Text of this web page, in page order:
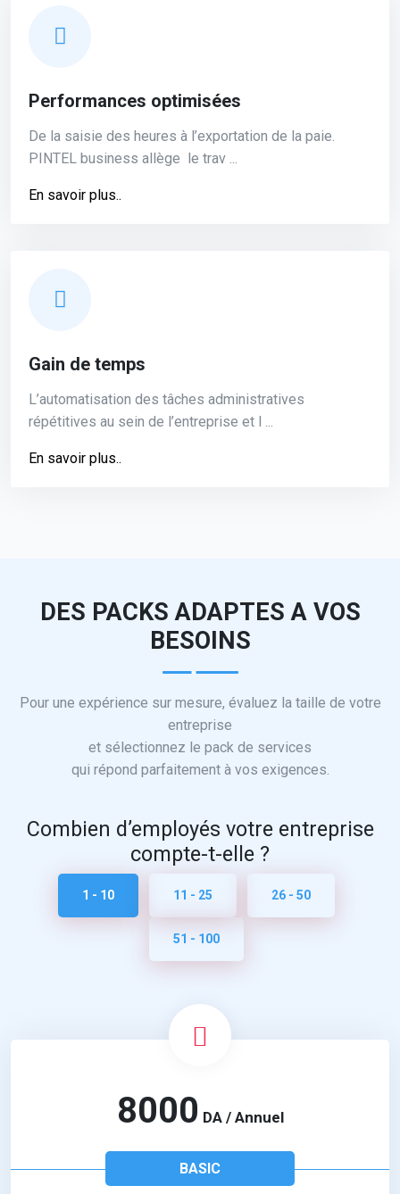
Performances optimisées
De la saisie des heures à l’exportation de la paie.
PINTEL business allège ‎ le trav ...
En savoir plus..
Gain de temps
L’automatisation des tâches administratives
répétitives au sein de l’entreprise et ‎l ...
En savoir plus..
DES PACKS ADAPTES A VOS
BESOINS
Pour une expérience sur mesure, évaluez la taille de votre
entreprise
et sélectionnez le pack de services
qui répond parfaitement à vos exigences.
Combien d’employés votre entreprise
compte-t-elle ?
1 - 10 11 - 25 26 - 50
51 - 100
8000 DA / Annuel
BASIC